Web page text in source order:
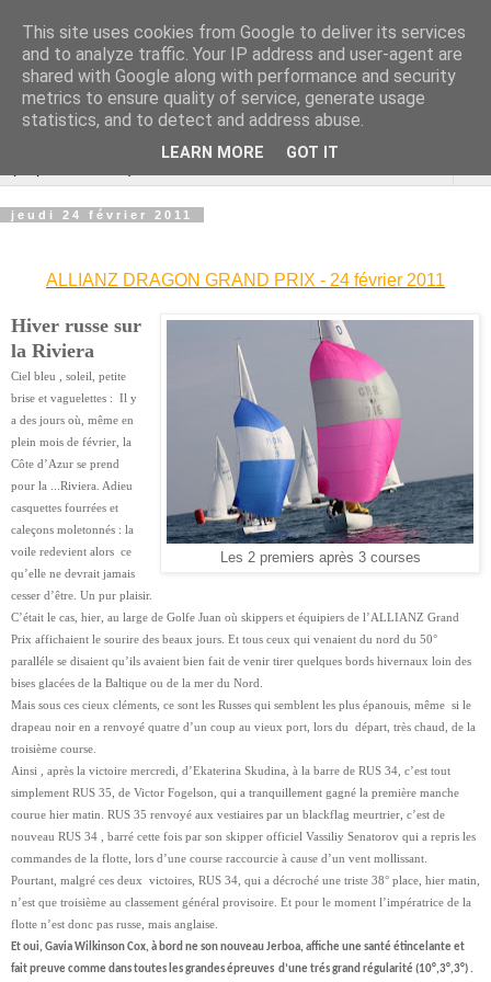
Cannes Dragon
International
jeudi 24 février 2011
ALLIANZ DRAGON GRAND PRIX - 24 février 2011
Les 2 premiers après 3 courses
Hiver russe sur
la Riviera
Ciel bleu , soleil, petite
brise et vaguelettes : Il y
a des jours où, même en
plein mois de février, la
Côte d’Azur se prend
pour la ...Riviera. Adieu
casquettes fourrées et
caleçons moletonnés : la
voile redevient alors ce
qu’elle ne devrait jamais
cesser d’être. Un pur plaisir.
C’était le cas, hier, au large de Golfe Juan où skippers et équipiers de l’ALLIANZ Grand
Prix affichaient le sourire des beaux jours. Et tous ceux qui venaient du nord du 50°
paralléle se disaient qu’ils avaient bien fait de venir tirer quelques bords hivernaux loin des
bises glacées de la Baltique ou de la mer du Nord.
Mais sous ces cieux cléments, ce sont les Russes qui semblent les plus épanouis, même si le
drapeau noir en a renvoyé quatre d’un coup au vieux port, lors du départ, très chaud, de la
troisième course.
Ainsi , après la victoire mercredi, d’Ekaterina Skudina, à la barre de RUS 34, c’est tout
simplement RUS 35, de Victor Fogelson, qui a tranquillement gagné la première manche
courue hier matin. RUS 35 renvoyé aux vestiaires par un blackflag meurtrier, c’est de
nouveau RUS 34 , barré cette fois par son skipper officiel Vassiliy Senatorov qui a repris les
commandes de la flotte, lors d’une course raccourcie à cause d’un vent mollissant.
Pourtant, malgré ces deux victoires, RUS 34, qui a décroché une triste 38° place, hier matin,
n’est que troisième au classement général provisoire. Et pour le moment l’impératrice de la
flotte n’est donc pas russe, mais anglaise.
Et oui, Gavia Wilkinson Cox, à bord ne son nouveau Jerboa, affiche une santé étincelante et
fait preuve comme dans toutes les grandes épreuves d’une trés grand régularité (10°,3°,3°) .
This site uses cookies from Google to deliver its services
and to analyze traffic. Your IP address and user-agent are
shared with Google along with performance and security
metrics to ensure quality of service, generate usage
statistics, and to detect and address abuse.
LEARN MORE GOT IT